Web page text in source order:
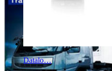
Datalo…